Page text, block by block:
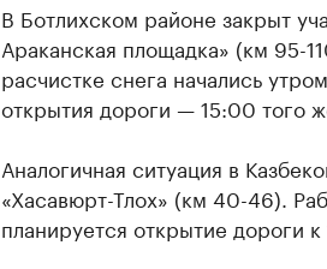
В Ботлихском районе закрыт
Араканская площадка» (км 95-
расчистке снега начались
открытия дороги — 15:00 того
Аналогичная ситуация в
«Хасавюрт-Тлох» (км 40-46).
планируется открытие дороги к